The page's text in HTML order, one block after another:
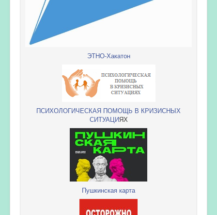
ЭТНО-Хакатон
ПСИХОЛОГИЧЕСКАЯ ПОМОЩЬ В КРИЗИСНЫХ
СИТУАЦИЯХ
Пушкинская карта